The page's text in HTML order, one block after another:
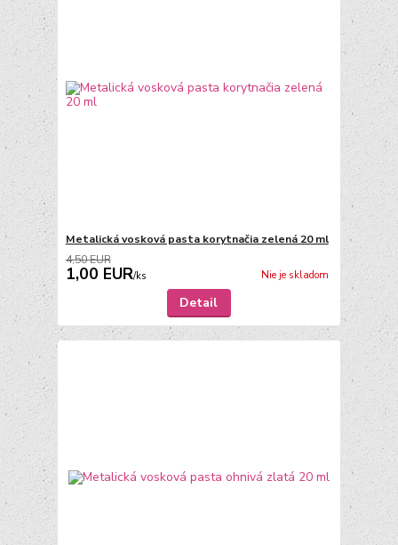
Metalická vosková pasta korytnačia zelená 20 ml
4,50 EUR
1,00 EUR/ks Nie je skladom
Detail